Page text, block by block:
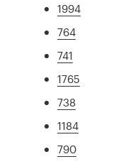
1994
764
741
1765
738
1184
790